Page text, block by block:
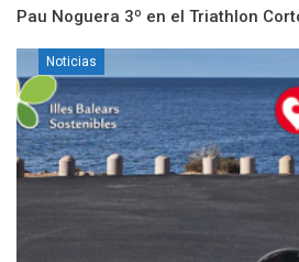
Pau Noguera 3º en el Triathlon
Noticias